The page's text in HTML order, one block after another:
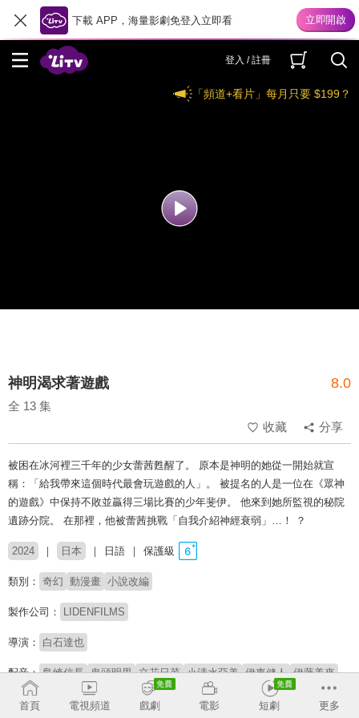
下載 APP，海量影劇免登入立即看
登入 / 註冊
「頻道+看片」每月只要 $199？
神明渴求著遊戲 8.0
全 13 集
收藏
分享
被困在冰河裡三千年的少女蕾茜甦醒了。 原本是神明的她從一開始就宣
稱：「給我帶來這個時代最會玩遊戲的人」。 被提名的人是一位在《眾神
的遊戲》中保持不敗並贏得三場比賽的少年斐伊。 他來到她所監視的秘院
遺跡分院。 在那裡，他被蕾茜挑戰「自我介紹神經衰弱」…！ ？
2024 日本 日語 保護級
類別： 奇幻 動漫畫 小說改編
製作公司： LIDENFILMS
導演： 白石達也
配音： 島崎信長 鬼頭明里 立花日菜 小清水亞美 伊東健人 伊藤美來
# 文學改編
首頁 電視頻道 戲劇 電影 短劇 更多